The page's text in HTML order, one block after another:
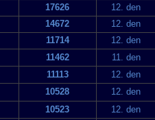
17626
12. den
14672
12. den
11714
12. den
11462
11. den
11113
12. den
10528
12. den
10523
12. den